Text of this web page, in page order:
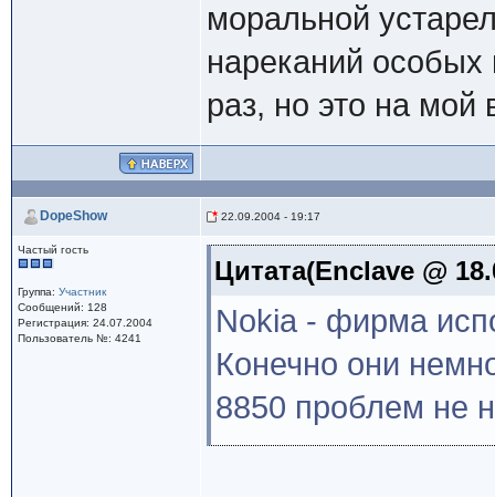
моральной
нареканий особых
раз, но это на мой
DopeShow 22.09.2004 - 19:17
Частый гость
Группа: Участник
Сообщений: 128
Регистрация: 24.07.2004
Пользователь №: 4241
Цитата(Enclave @
Nokia - фирма
Конечно они
8850 проблем не